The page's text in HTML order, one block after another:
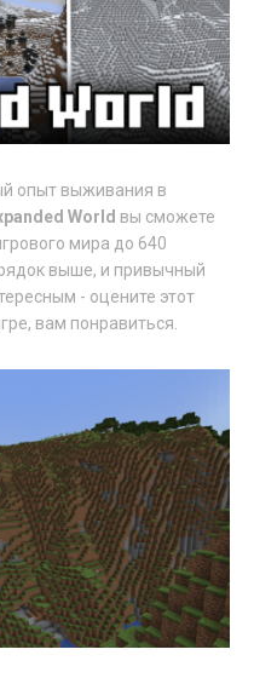
опыт выживания в
World вы сможете
мира до 640
выше, и привычный
- оцените этот
вам понравиться.